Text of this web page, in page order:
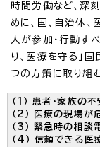
時間労働など、深
めに、国、自治体
人が参加・行動す
り、医療を守る」
つの方策に取り組
（1） 患者・家族の
（2） 医療の現場
（3） 緊急時の相談
（4） 信頼できる